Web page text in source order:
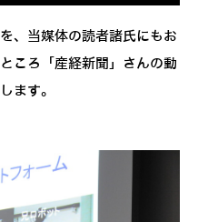
、当媒体の読者諸氏にもお
ころ「産経新聞」さんの動
ます。